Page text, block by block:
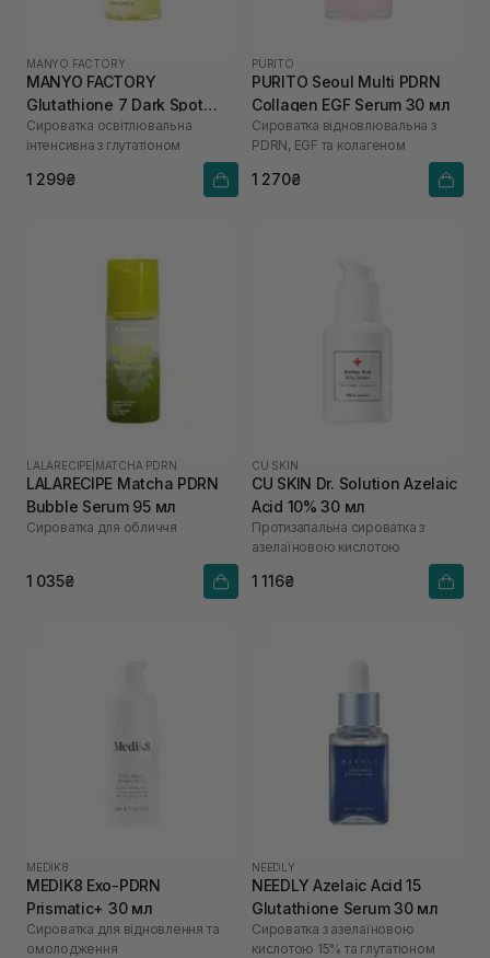
MANYO FACTORY
MANYO FACTORY
Glutathione 7 Dark Spot
Serum 30 мл
Сироватка освітлювальна
інтенсивна з глутатіоном
1 299₴
PURITO
PURITO Seoul Multi PDRN
Collagen EGF Serum 30 мл
Сироватка відновлювальна з
PDRN, EGF та колагеном
1 270₴
LALARECIPE MATCHA PDRN
LALARECIPE Matcha PDRN
Bubble Serum 95 мл
Сироватка для обличчя
1 035₴
CU SKIN
CU SKIN Dr. Solution Azelaic
Acid 10% 30 мл
Протизапальна сироватка з
азелаїновою кислотою
1 116₴
MEDIK8
MEDIK8 Exo-PDRN
Prismatic+ 30 мл
Сироватка для відновлення та
омолодження
NEEDLY
NEEDLY Azelaic Acid 15
Glutathione Serum 30 мл
Сироватка з азелаїновою
кислотою 15% та глутатіоном